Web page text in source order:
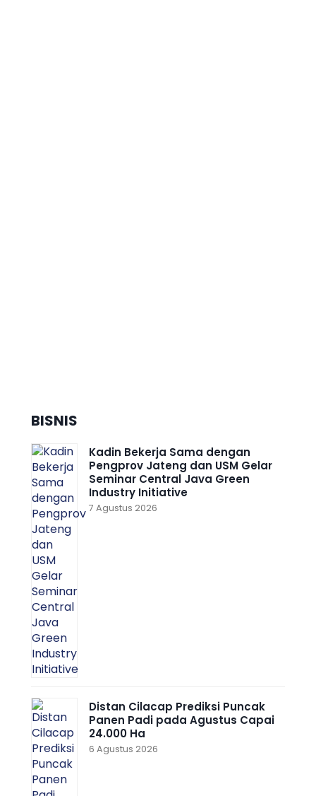
BISNIS
Kadin Bekerja Sama dengan
Pengprov Jateng dan USM Gelar
Seminar Central Java Green
Industry Initiative
7 Agustus 2026
Distan Cilacap Prediksi Puncak
Panen Padi pada Agustus Capai
24.000 Ha
6 Agustus 2026